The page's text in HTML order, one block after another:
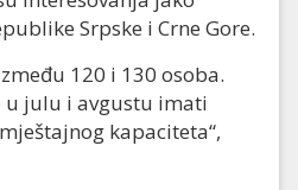
Srpske i Crne Gore.
120 i 130 osoba.
u julu i avgustu imati
kapaciteta“,